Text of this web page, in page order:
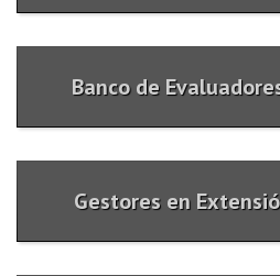
Banco de
Gestores en